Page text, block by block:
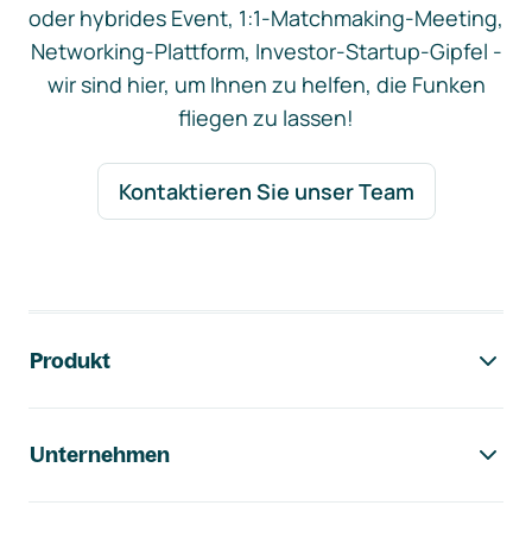
oder hybrides Event, 1:1-Matchmaking-Meeting,
Networking-Plattform, Investor-Startup-Gipfel -
wir sind hier, um Ihnen zu helfen, die Funken
fliegen zu lassen!
Kontaktieren Sie unser Team
Produkt
Unternehmen